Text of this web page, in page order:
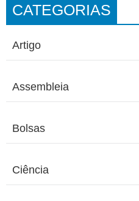
CATEGORIAS
Artigo
Assembleia
Bolsas
Ciência